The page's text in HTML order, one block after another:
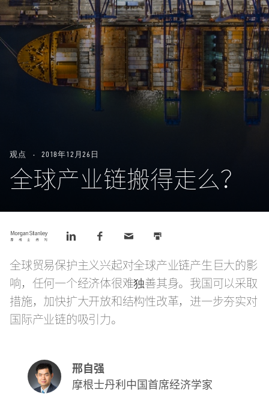
观点 2018年12月26日
全球产业链搬得走么？
LinkedIn
全球贸易保护主义兴起对全球产业链产生巨大的影
响，任何一个经济体很难独善其身。我国可以采取
措施，加快扩大开放和结构性改革，进一步夯实对
国际产业链的吸引力。
邢自强
摩根士丹利中国首席经济学家